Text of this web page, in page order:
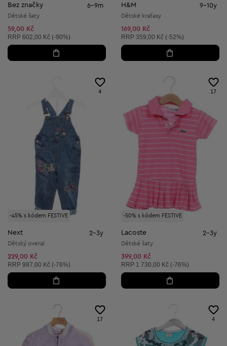
Bez značky 6-9m
Dětské šaty
59,00 Kč
Doporučená cena:
RRP 602,00 Kč (-90%)
H&M 9-10y
Dětské kraťasy
169,00 Kč
Doporučená cena:
RRP 359,00 Kč (-52%)
-45% s kódem FESTIVE
4
Next 2-3y
Dětský overal
229,00 Kč
Doporučená cena:
RRP 987,00 Kč (-76%)
-50% s kódem FESTIVE
17
Lacoste 2-3y
Dětské šaty
399,00 Kč
Doporučená cena:
RRP 1 730,00 Kč (-76%)
17 4